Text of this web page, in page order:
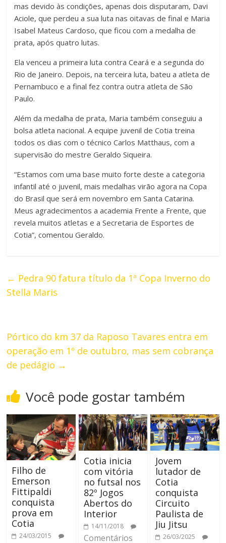
mas devido às condições, apenas dois disputaram, Davi
Aciole, que perdeu a sua luta nas oitavas de final e Maria
Isabel Mateus Cardoso, que ficou com a medalha de
prata, após quatro lutas.
Ela venceu a primeira luta contra Ceará e a segunda do
Rio de Janeiro. Depois, na terceira luta, bateu a atleta de
Pernambuco e a final fez contra outra atleta de São
Paulo.
Além da medalha de prata, Maria também conseguiu a
bolsa atleta nacional. A equipe juvenil de Cotia treina
todos os dias com o técnico Carlos Matthaus, com a
supervisão do mestre Geraldo Siqueira.
“Estamos com uma base muito forte deste a categoria
infantil até o juvenil, mais medalhas virão agora na Copa
do Brasil que será em novembro em Santa Catarina.
Meus agradecimentos a academia Frente a Frente, que
revela muitos atletas e a Secretaria de Esportes de
Cotia”, comentou Geraldo.
← Pedra 90 fatura título da 1ª Copa Inverno do
Stella Maris
Pórtico do km 37 da Raposo Tavares entra em
operação em 1º de outubro, mas sem cobrança
de pedágio →
Você pode gostar também
Filho de
Emerson
Fittipaldi
conquista
prova em
Cotia
24/03/2015
Cotia inicia
com vitória
no futsal nos
82º Jogos
Abertos do
Interior
14/11/2018
Comentários
Jovem
lutador de
Cotia
conquista
Circuito
Paulista de
Jiu Jitsu
26/03/2025